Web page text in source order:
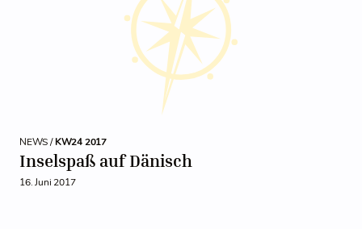
NEWS /KW24 2017
Inselspaß auf Dänisch
16. Juni 2017